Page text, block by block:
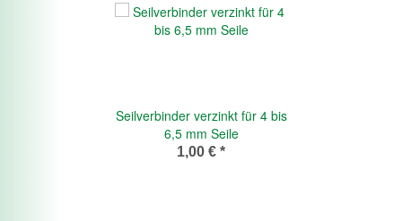
Seilverbinder verzinkt für 4 bis
6,5 mm Seile
1,00 € *